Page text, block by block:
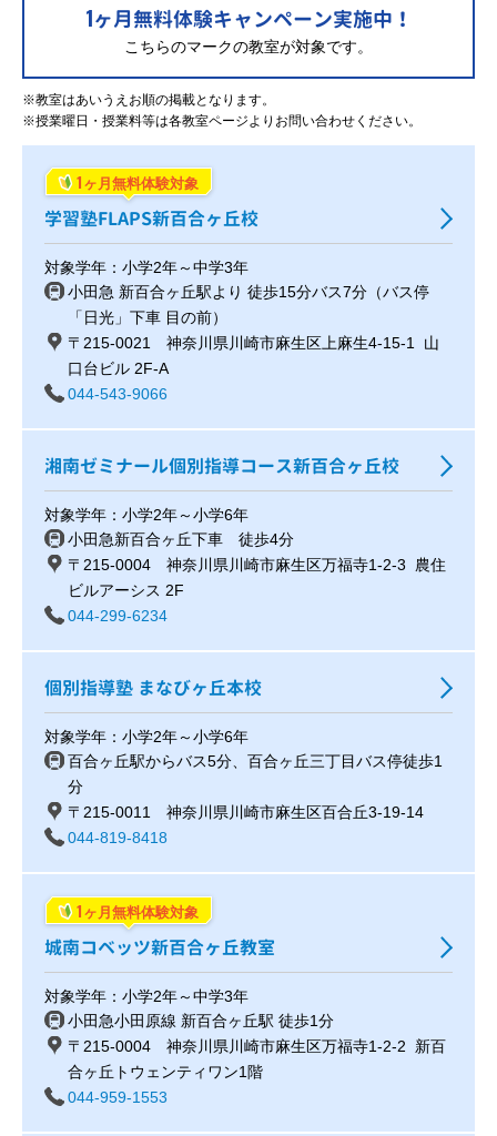
1ヶ月無料体験キャンペーン実施中！
こちらのマークの教室が対象です。
※教室はあいうえお順の掲載となります。
※授業曜日・授業料等は各教室ページよりお問い合わせください。
1 ヶ月無料体験対象
学習塾FLAPS新百合ヶ丘校
対象学年：小学2年～中学3年
小田急 新百合ヶ丘駅より 徒歩15分バス7分（バス停
「日光」下車 目の前）
〒215-0021 神奈川県川崎市麻生区上麻生4-15-1 山
口台ビル 2F-A
044-543-9066
湘南ゼミナール個別指導コース新百合ヶ丘校
対象学年：小学2年～小学6年
小田急新百合ヶ丘下車 徒歩4分
〒215-0004 神奈川県川崎市麻生区万福寺1-2-3 農住
ビルアーシス 2F
044-299-6234
個別指導塾 まなびヶ丘本校
対象学年：小学2年～小学6年
百合ヶ丘駅からバス5分、百合ヶ丘三丁目バス停徒歩1
分
〒215-0011 神奈川県川崎市麻生区百合丘3-19-14
044-819-8418
1 ヶ月無料体験対象
城南コベッツ新百合ヶ丘教室
対象学年：小学2年～中学3年
小田急小田原線 新百合ヶ丘駅 徒歩1分
〒215-0004 神奈川県川崎市麻生区万福寺1-2-2 新百
合ヶ丘トウェンティワン1階
044-959-1553